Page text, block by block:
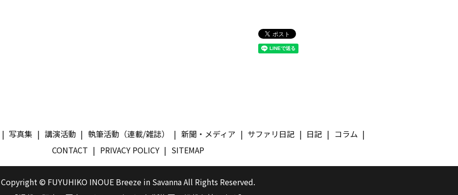
写真集 講演活動 執筆活動（連載/雑誌） 新聞・メディア サファリ日記 日記
コラム
CONTACT
PRIVACY POLICY SITEMAP
Copyright © FUYUHIKO INOUE Breeze in Savanna All Rights Reserved.